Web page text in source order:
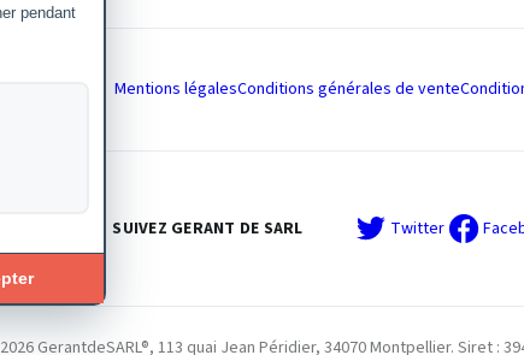
Mentions légalesConditions générales de vente
SUIVEZ GERANT DE SARL Twitter
2026 GerantdeSARL®, 113 quai Jean Péridier, 34070 Montpellier. Siret :